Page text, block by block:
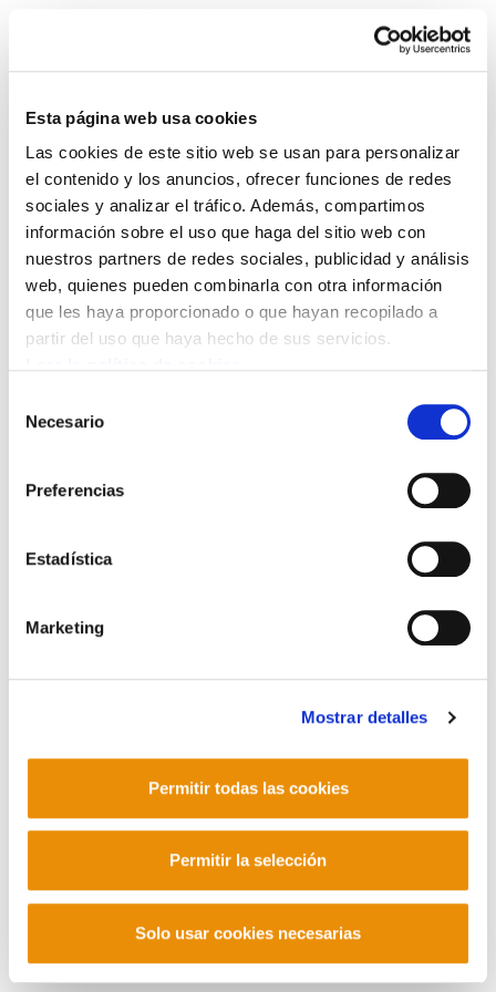
Esta página web usa cookies
Las cookies de este sitio web se usan para personalizar
el contenido y los anuncios, ofrecer funciones de redes
sociales y analizar el tráfico. Además, compartimos
información sobre el uso que haga del sitio web con
nuestros partners de redes sociales, publicidad y análisis
web, quienes pueden combinarla con otra información
que les haya proporcionado o que hayan recopilado a
partir del uso que haya hecho de sus servicios.
Necesario
Preferencias
Estadística
Marketing
Mostrar detalles
Permitir todas las cookies
Permitir la selección
Solo usar cookies necesarias
Landeia 69
Landeia 69.PDF13.4 MB
POLÍTICA DE COOKIES
CANAL DE INFORMACIÓN
POLÍTICA DE PRIVACIDAD
MAPA DEL SITIO
ACCESIBILIDAD
Barrainkua 13 - 48009 Bilbo -
Telf. +33 (0) 559 25 65 52
Mastodon